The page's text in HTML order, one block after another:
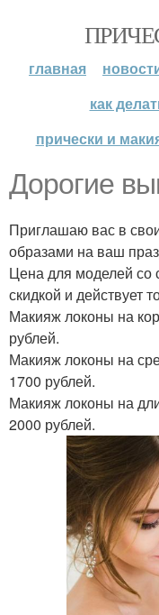
главная
как
прически и
Дорогие
Приглашаю вас в
образами на ваш
Цена для моделей со
скидкой и действует
Макияж локоны на
рублей.
Макияж локоны на
1700 рублей.
Макияж локоны на
2000 рублей.